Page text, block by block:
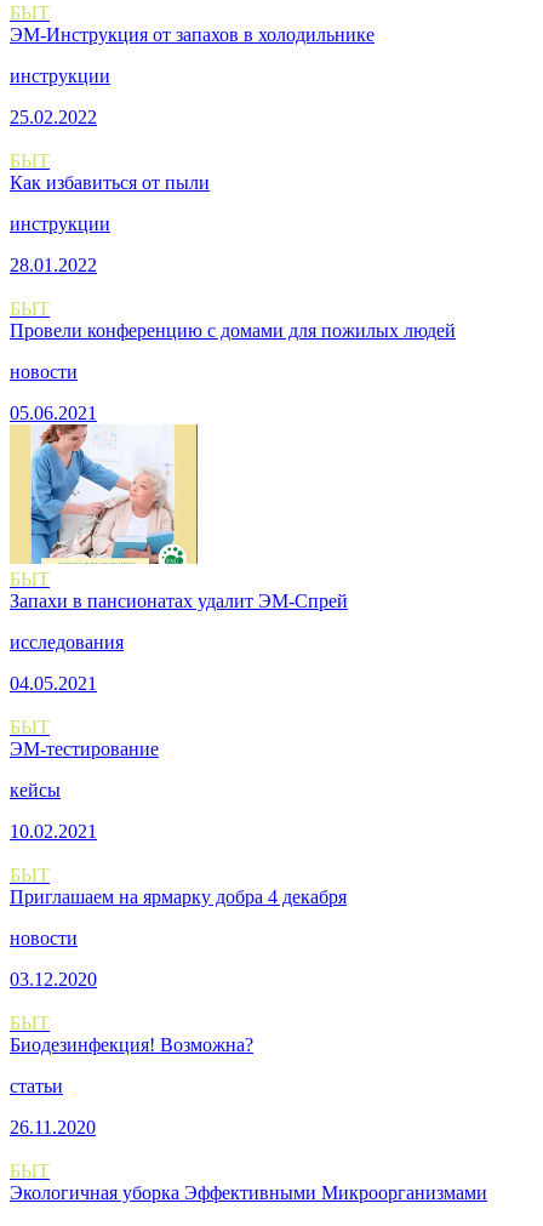
БЫТ
ЭМ-Инструкция от запахов в холодильнике
инструкции
25.02.2022
БЫТ
Как избавиться от пыли
инструкции
28.01.2022
БЫТ
Провели конференцию с домами для пожилых людей
новости
05.06.2021
БЫТ
Запахи в пансионатах удалит ЭМ-Спрей
исследования
04.05.2021
БЫТ
ЭМ-тестирование
кейсы
10.02.2021
БЫТ
Приглашаем на ярмарку добра 4 декабря
новости
03.12.2020
БЫТ
Биодезинфекция! Возможна?
статьи
26.11.2020
БЫТ
Экологичная уборка Эффективными Микроорганизмами